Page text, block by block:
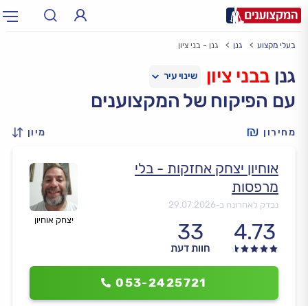
עירעיר: תל אביב, חיפה…
בעלי מקצוע גנן גנן - בני ציון
גנן בבני ציון
עם הפיקוח של המקצוענים
מחירון מיון
יצחק אוחיון
אוחיון יצחק אחזקות - בלי
מרפסות
נבדק לאחרונה ב-29.07.2026
4.73
33
חוות דעת
053-2425721